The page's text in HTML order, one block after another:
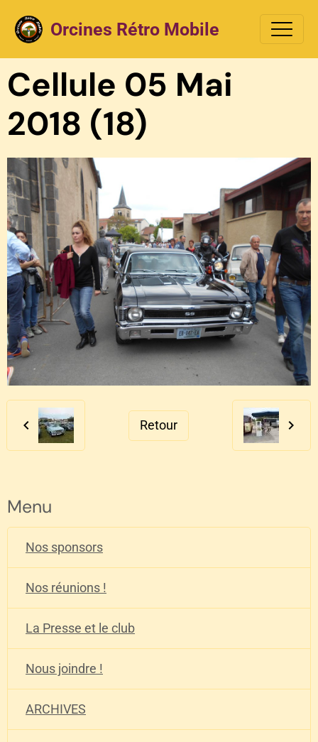
Orcines Rétro Mobile
Cellule 05 Mai
2018 (18)
Retour
Menu
Nos sponsors
Nos réunions !
La Presse et le club
Nous joindre !
ARCHIVES